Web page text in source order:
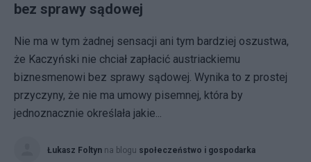
bez sprawy sądowej
Nie ma w tym żadnej sensacji ani tym bardziej oszustwa,
że Kaczyński nie chciał zapłacić austriackiemu
biznesmenowi bez sprawy sądowej. Wynika to z prostej
przyczyny, że nie ma umowy pisemnej, która by
jednoznacznie określała jakie...
Łukasz Foltyn na blogu społeczeństwo i gospodarka